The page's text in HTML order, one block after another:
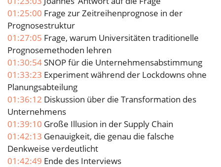
01:25:00 Frage zur Zeitreihenprognose in der
Prognosestruktur
01:27:05 Frage, warum Universitäten traditionelle
Prognosemethoden lehren
01:30:54SNOP für die Unternehmensabstimmung
01:33:23 Experiment während der Lockdowns ohne
Planungsabteilung
01:36:12 Diskussion über die Transformation des
Unternehmens
01:39:10 Große Illusion in der Supply Chain
01:42:13 Genauigkeit, die genau die falsche
Denkweise verdeutlicht
01:42:49 Ende des Interviews